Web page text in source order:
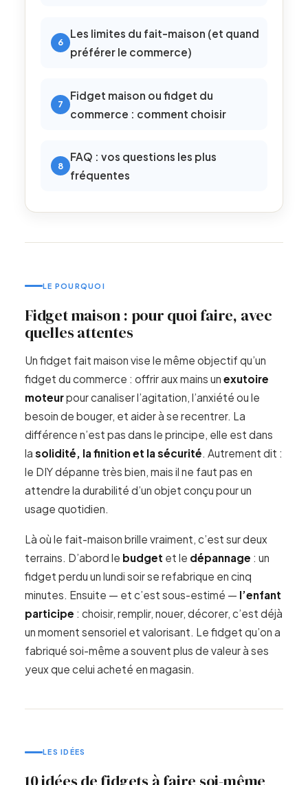
Les limites du fait-maison (et quand
préférer le commerce)
Fidget maison ou fidget du
commerce : comment choisir
FAQ : vos questions les plus
fréquentes
LE POURQUOI
Fidget maison : pour quoi faire, avec
quelles attentes
Un fidget fait maison vise le même objectif qu’un
fidget du commerce : offrir aux mains unexutoire
moteurpour canaliser l’agitation, l’anxiété ou le
besoin de bouger, et aider à se recentrer. La
différence n’est pas dans le principe, elle est dans
lasolidité, la finition et la sécurité. Autrement dit :
le DIY dépanne très bien, mais il ne faut pas en
attendre la durabilité d’un objet conçu pour un
usage quotidien.
Là où le fait-maison brille vraiment, c’est sur deux
terrains. D’abord le budget et le dépannage : un
fidget perdu un lundi soir se refabrique en cinq
minutes. Ensuite — et c’est sous-estimé — l’enfant
participe : choisir, remplir, nouer, décorer, c’est déjà
un moment sensoriel et valorisant. Le fidget qu’on a
fabriqué soi-même a souvent plus de valeur à ses
yeux que celui acheté en magasin.
LES IDÉES